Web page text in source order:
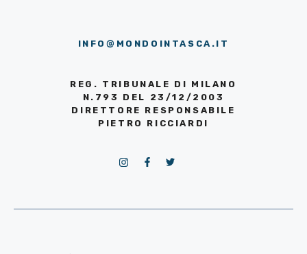
INFO@MONDOINTASCA.IT
REG. TRIBUNALE DI MILANO
N.793 DEL 23/12/2003
DIRETTORE RESPONSABILE
PIETRO RICCIARDI